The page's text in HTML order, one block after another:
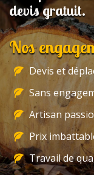
devis gratuit.
Nos
Devis et
Sans
Artisan
Prix
Travail de